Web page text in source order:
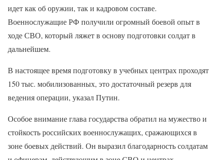
идет как об оружии, так и кадровом составе.
Военнослужащие РФ получили огромный боевой опыт в
ходе СВО, который ляжет в основу подготовки солдат в
дальнейшем.
В настоящее время подготовку в учебных центрах проходят
150 тыс. мобилизованных, это достаточный резерв для
ведения операции, указал Путин.
Особое внимание глава государства обратил на мужество и
стойкость российских военнослужащих, сражающихся в
зоне боевых действий. Он выразил благодарность солдатам